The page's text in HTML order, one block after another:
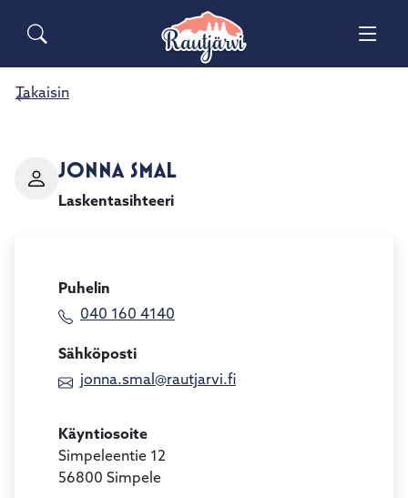
Siirry pääsisältöön Siirry päävalikkoon
Sähköiset lomakkeet
Matkailuinfo
Haku
Takaisin
JONNA SMAL
Laskentasihteeri
Puhelin
040 160 4140
Sähköposti
jonna.smal@rautjarvi.fi
Käyntiosoite
Simpeleentie 12
56800 Simpele